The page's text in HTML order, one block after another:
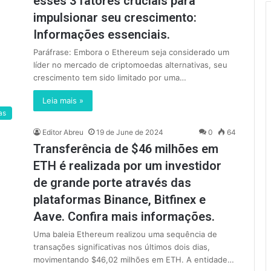
impulsionar seu crescimento:
Informações essenciais.
Paráfrase: Embora o Ethereum seja considerado um
líder no mercado de criptomoedas alternativas, seu
crescimento tem sido limitado por uma…
Leia mais »
Editor Abreu 19 de June de 2024 0 64
Transferência de $46 milhões em
ETH é realizada por um investidor
de grande porte através das
plataformas Binance, Bitfinex e
Aave. Confira mais informações.
Uma baleia Ethereum realizou uma sequência de
transações significativas nos últimos dois dias,
movimentando $46,02 milhões em ETH. A entidade…